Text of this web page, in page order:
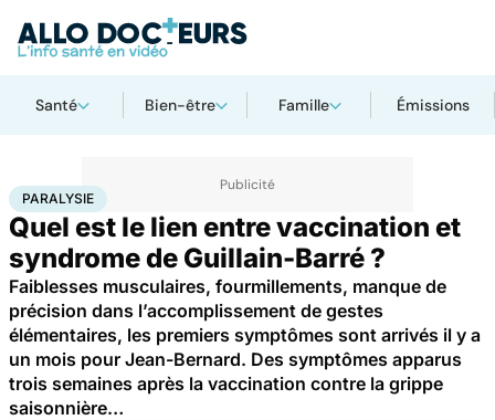
Santé Bien-être Famille Émissions
AccueilSanté Médicaments Paralysie
PARALYSIE
Quel est le lien entre vaccination et
syndrome de Guillain-Barré ?
Faiblesses musculaires, fourmillements, manque de
précision dans l’accomplissement de gestes
élémentaires, les premiers symptômes sont arrivés il y a
un mois pour Jean-Bernard. Des symptômes apparus
trois semaines après la vaccination contre la grippe
saisonnière…